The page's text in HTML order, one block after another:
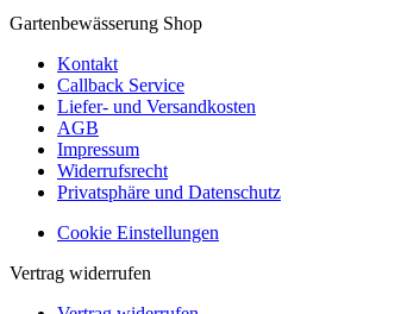
Gartenbewässerung Shop
Kontakt
Callback Service
Liefer- und Versandkosten
AGB
Impressum
Widerrufsrecht
Privatsphäre und Datenschutz
Cookie Einstellungen
Vertrag widerrufen